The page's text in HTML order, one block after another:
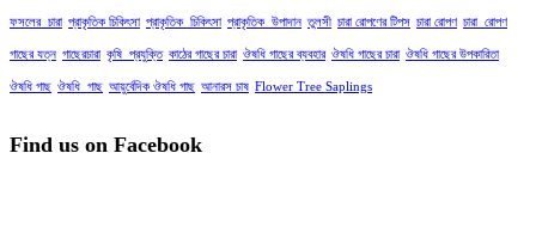
ফসলের_চারা প্রাকৃতিক চিকিৎসা প্রাকৃতিক_চিকিৎসা প্রাকৃতিক_উপাদান তুলসী চারা রোপণের টিপস চারা রোপণ চারা_রোপণ
গাছের যত্ন গাছেরচারা কৃষি_প্রযুক্তি কাঠের গাছের চারা ঔষধি গাছের ব্যবহার ঔষধি গাছের চারা ঔষধি গাছের উপকারিতা
ঔষধি গাছ ঔষধি_গাছ আয়ুর্বেদিক ঔষধি গাছ আনারস চাষ Flower Tree Saplings
Find us on Facebook